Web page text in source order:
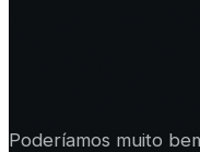
Poderíamos muito